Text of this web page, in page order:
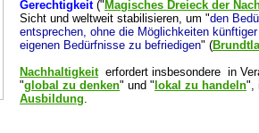
Gerechtigkeit(" Magisches Dreieck der
Sicht und weltweit stabilisieren, um "den
entsprechen, ohne die Möglichkeiten
eigenen Bedürfnisse zu befriedigen" (
Nachhaltigkeit erfordert insbesondere in
"global zu denken" und " lokal zu handeln",
Ausbildung.